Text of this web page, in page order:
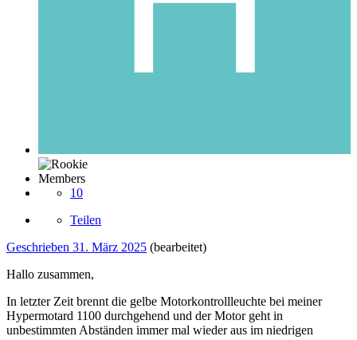
Members
10
Teilen
Geschrieben 31. März 2025 (bearbeitet)
Hallo zusammen,
In letzter Zeit brennt die gelbe Motorkontrollleuchte bei meiner
Hypermotard 1100 durchgehend und der Motor geht in
unbestimmten Abständen immer mal wieder aus im niedrigen